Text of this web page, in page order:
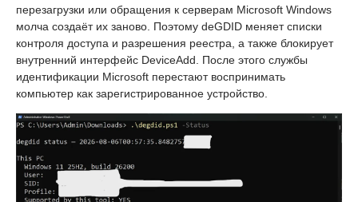
перезагрузки или обращения к серверам Microsoft Windows
молча создаёт их заново. Поэтому deGDID меняет списки
контроля доступа и разрешения реестра, а также блокирует
внутренний интерфейс DeviceAdd. После этого службы
идентификации Microsoft перестают воспринимать
компьютер как зарегистрированное устройство.